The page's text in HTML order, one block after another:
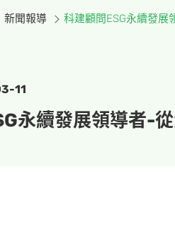
新聞報導 科建顧問ESG永續發展
11
永續發展領導者-